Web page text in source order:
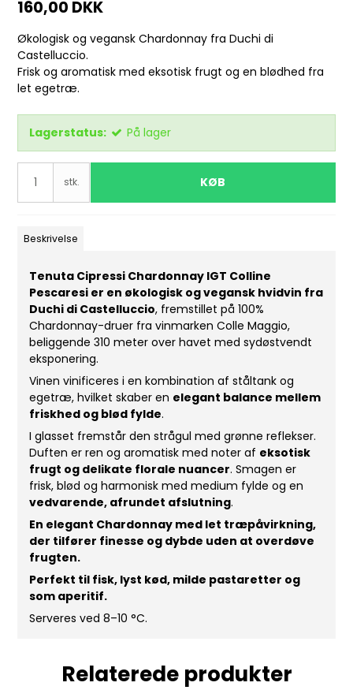
160,00 DKK
Økologisk og vegansk Chardonnay fra Duchi di
Castelluccio.
Frisk og aromatisk med eksotisk frugt og en blødhed fra
let egetræ.
Lagerstatus: På lager
stk. KØB
Beskrivelse
Tenuta Cipressi Chardonnay IGT Colline
Pescaresi er en økologisk og vegansk hvidvin fra
Duchi di Castelluccio, fremstillet på 100%
Chardonnay-druer fra vinmarken Colle Maggio,
beliggende 310 meter over havet med sydøstvendt
eksponering.
Vinen vinificeres i en kombination af ståltank og
egetræ, hvilket skaber en elegant balance mellem
friskhed og blød fylde.
I glasset fremstår den strågul med grønne reflekser.
Duften er ren og aromatisk med noter af eksotisk
frugt og delikate florale nuancer. Smagen er
frisk, blød og harmonisk med medium fylde og en
vedvarende, afrundet afslutning.
En elegant Chardonnay med let træpåvirkning,
der tilfører finesse og dybde uden at overdøve
frugten.
Perfekt til fisk, lyst kød, milde pastaretter og
som aperitif.
Serveres ved 8–10 °C.
Relaterede produkter